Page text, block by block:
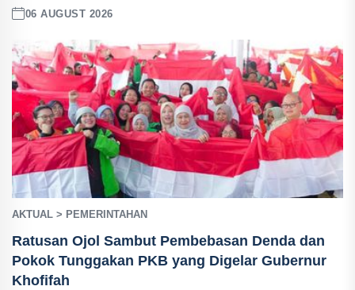
06 AUGUST 2026
AKTUAL > PEMERINTAHAN
Ratusan Ojol Sambut Pembebasan Denda dan
Pokok Tunggakan PKB yang Digelar Gubernur
Khofifah